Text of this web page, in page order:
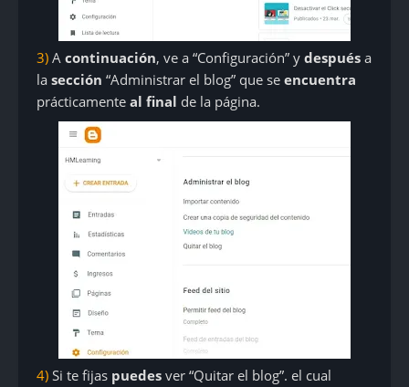
3) A continuación, ve a “Configuración” y después a
la sección “Administrar el blog” que se encuentra
prácticamente al final de la página.
4) Si te fijas puedes ver “Quitar el blog”. el cual